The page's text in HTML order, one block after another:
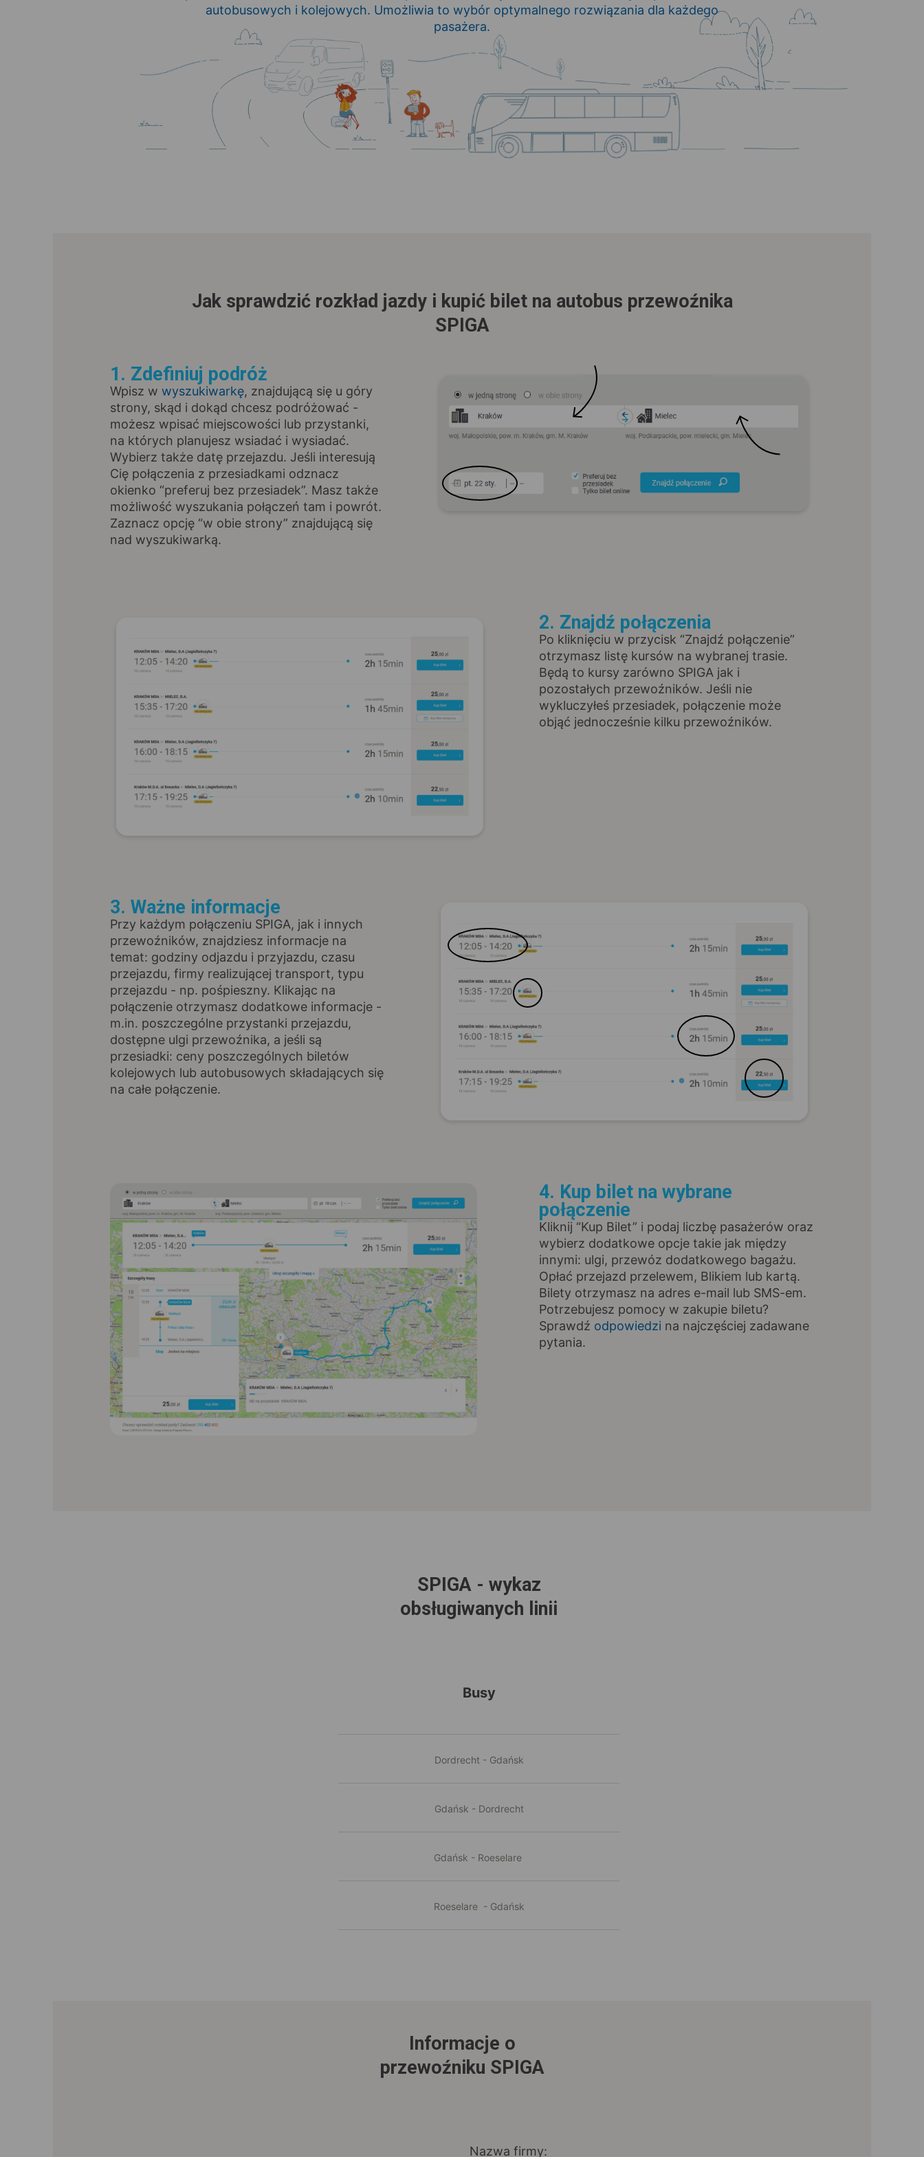
autobusowych i kolejowych. Umożliwia to wybór optymalnego rozwiązania dla każdego
pasażera.
Jak sprawdzić rozkład jazdy i kupić bilet na autobus przewoźnika
SPIGA
1. Zdefiniuj podróż
Wpisz w wyszukiwarkę, znajdującą się u góry
strony, skąd i dokąd chcesz podróżować -
możesz wpisać miejscowości lub przystanki,
na których planujesz wsiadać i wysiadać.
Wybierz także datę przejazdu. Jeśli interesują
Cię połączenia z przesiadkami odznacz
okienko “preferuj bez przesiadek”. Masz także
możliwość wyszukania połączeń tam i powrót.
Zaznacz opcję “w obie strony” znajdującą się
nad wyszukiwarką.
2. Znajdź połączenia
Po kliknięciu w przycisk “Znajdź połączenie”
otrzymasz listę kursów na wybranej trasie.
Będą to kursy zarówno SPIGA jak i
pozostałych przewoźników. Jeśli nie
wykluczyłeś przesiadek, połączenie może
objąć jednocześnie kilku przewoźników.
3. Ważne informacje
Przy każdym połączeniu SPIGA, jak i innych
przewoźników, znajdziesz informacje na
temat: godziny odjazdu i przyjazdu, czasu
przejazdu, firmy realizującej transport, typu
przejazdu - np. pośpieszny. Klikając na
połączenie otrzymasz dodatkowe informacje -
m.in. poszczególne przystanki przejazdu,
dostępne ulgi przewoźnika, a jeśli są
przesiadki: ceny poszczególnych biletów
kolejowych lub autobusowych składających się
na całe połączenie.
4. Kup bilet na wybrane
połączenie
Kliknij “Kup Bilet” i podaj liczbę pasażerów oraz
wybierz dodatkowe opcje takie jak między
innymi: ulgi, przewóz dodatkowego bagażu.
Opłać przejazd przelewem, Blikiem lub kartą.
Bilety otrzymasz na adres e-mail lub SMS-em.
Potrzebujesz pomocy w zakupie biletu?
Sprawdź odpowiedzi na najczęściej zadawane
pytania.
SPIGA - wykaz
obsługiwanych linii
Busy
Dordrecht - Gdańsk
Gdańsk - Dordrecht
Gdańsk - Roeselare
Roeselare - Gdańsk
Informacje o
przewoźniku SPIGA
Nazwa firmy: